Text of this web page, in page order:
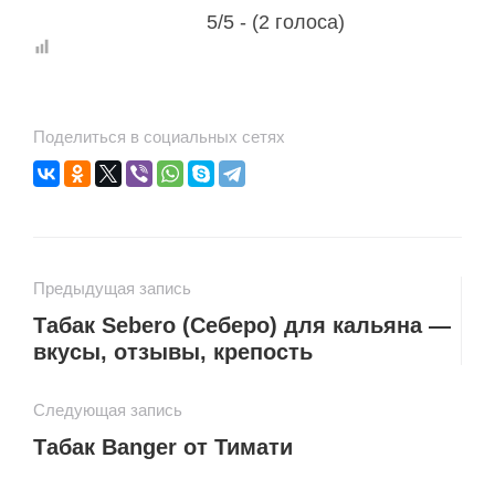
5/5 - (2 голоса)
Поделиться в социальных сетях
Предыдущая запись
Табак Sebero (Себеро) для кальяна —
вкусы, отзывы, крепость
Следующая запись
Табак Banger от Тимати